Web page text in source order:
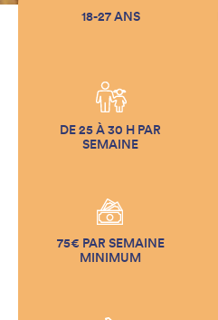
18-27 ANS
DE 25 À 30 H PAR
SEMAINE
75€ PAR SEMAINE
MINIMUM